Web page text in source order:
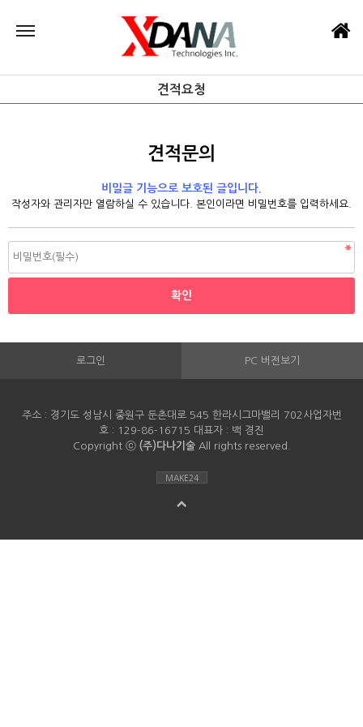
견적요청
견적문의
비밀글 기능으로 보호된 글입니다.
작성자와 관리자만 열람하실 수 있습니다. 본인이라면 비밀번호를 입력하세요.
로그인 PC 버전보기
주소 : 경기도 성남시 중원구 둔촌대로 545 한라시그마밸리 702사업자번
호 : 129-86-16715 대표자 : 백 경진
Copyright ⓒ (주)다나기술All rights reserved.
MAKE24